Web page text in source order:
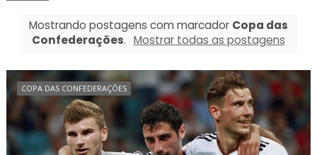
Mostrando postagens com marcador Copa das
Confederações. Mostrar todas as postagens
COPA DAS CONFEDERAÇÕES